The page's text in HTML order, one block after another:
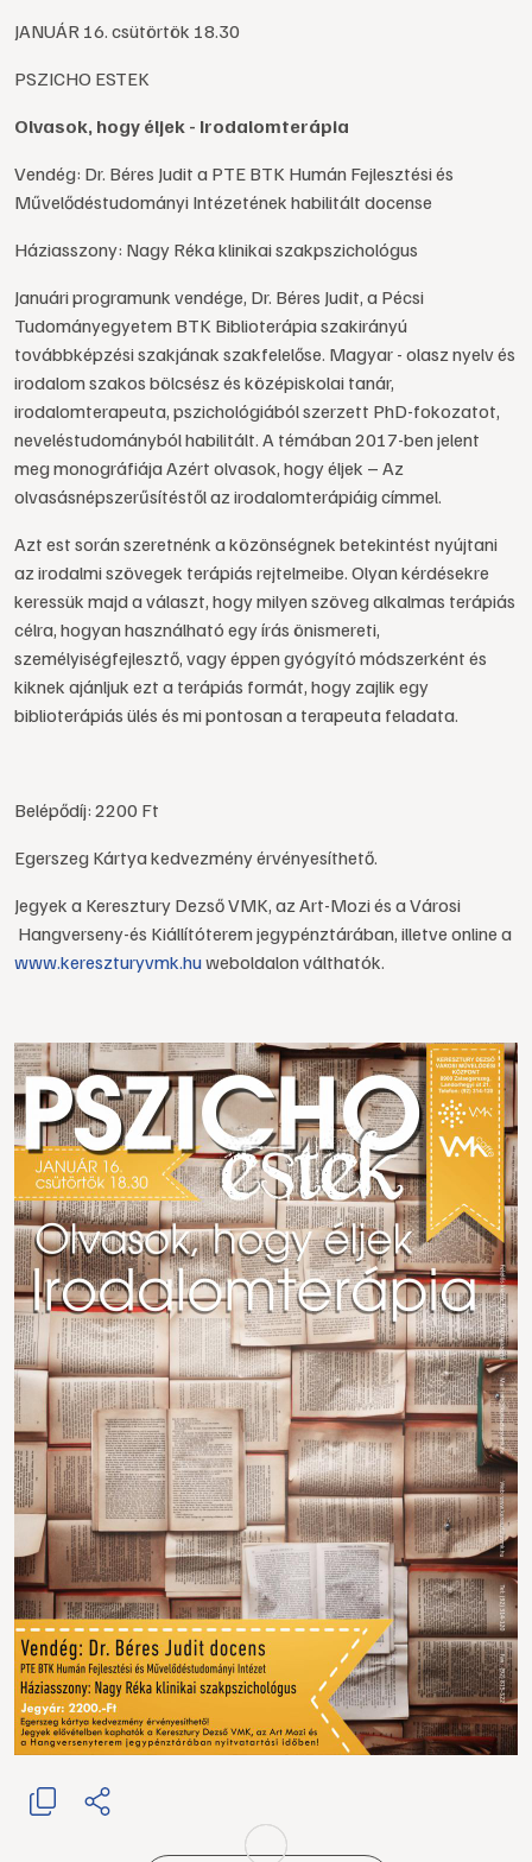
JANUÁR 16. csütörtök 18.30
PSZICHO ESTEK
Olvasok, hogy éljek - Irodalomterápia
Vendég: Dr. Béres Judit a PTE BTK Humán Fejlesztési és
Művelődéstudományi Intézetének habilitált docense
Háziasszony: Nagy Réka klinikai szakpszichológus
Januári programunk vendége, Dr. Béres Judit, a Pécsi
Tudományegyetem BTK Biblioterápia szakirányú
továbbképzési szakjának szakfelelőse. Magyar - olasz nyelv és
irodalom szakos bölcsész és középiskolai tanár,
irodalomterapeuta, pszichológiából szerzett PhD-fokozatot,
neveléstudományból habilitált. A témában 2017-ben jelent
meg monográfiája Azért olvasok, hogy éljek – Az
olvasásnépszerűsítéstől az irodalomterápiáig címmel.
Azt est során szeretnénk a közönségnek betekintést nyújtani
az irodalmi szövegek terápiás rejtelmeibe. Olyan kérdésekre
keressük majd a választ, hogy milyen szöveg alkalmas terápiás
célra, hogyan használható egy írás önismereti,
személyiségfejlesztő, vagy éppen gyógyító módszerként és
kiknek ajánljuk ezt a terápiás formát, hogy zajlik egy
biblioterápiás ülés és mi pontosan a terapeuta feladata.
Belépődíj: 2200 Ft
Egerszeg Kártya kedvezmény érvényesíthető.
Jegyek a Keresztury Dezső VMK, az Art-Mozi és a Városi
Hangverseny-és Kiállítóterem jegypénztárában, illetve online a
www.kereszturyvmk.huweboldalon válthatók.